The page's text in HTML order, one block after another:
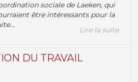
sociale de Laeken, qui
être intéressants pour la
Lire la suite
DU TRAVAIL